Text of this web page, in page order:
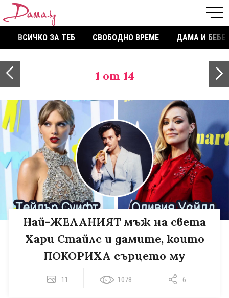
ВСИЧКО ЗА ТЕБ СВОБОДНО ВРЕМЕ ДАМА И БЕБЕ
1 от 14
Най-ЖЕЛАНИЯТ мъж на света
Хари Стайлс и дамите, които
ПОКОРИХА сърцето му
11 1078 6